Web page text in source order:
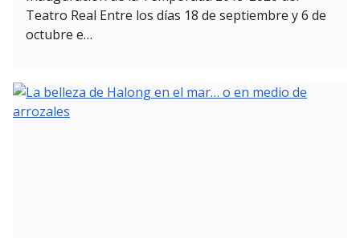
Teatro Real Entre los días 18 de septiembre y 6 de
octubre e…